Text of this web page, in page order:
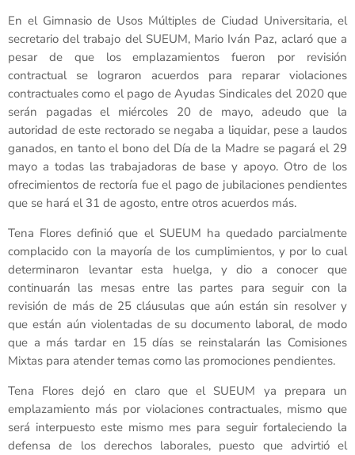
En el Gimnasio de Usos Múltiples de Ciudad Universitaria, el
secretario del trabajo del SUEUM, Mario Iván Paz, aclaró que a
pesar de que los emplazamientos fueron por revisión
contractual se lograron acuerdos para reparar violaciones
contractuales como el pago de Ayudas Sindicales del 2020 que
serán pagadas el miércoles 20 de mayo, adeudo que la
autoridad de este rectorado se negaba a liquidar, pese a laudos
ganados, en tanto el bono del Día de la Madre se pagará el 29
mayo a todas las trabajadoras de base y apoyo. Otro de los
ofrecimientos de rectoría fue el pago de jubilaciones pendientes
que se hará el 31 de agosto, entre otros acuerdos más.
Tena Flores definió que el SUEUM ha quedado parcialmente
complacido con la mayoría de los cumplimientos, y por lo cual
determinaron levantar esta huelga, y dio a conocer que
continuarán las mesas entre las partes para seguir con la
revisión de más de 25 cláusulas que aún están sin resolver y
que están aún violentadas de su documento laboral, de modo
que a más tardar en 15 días se reinstalarán las Comisiones
Mixtas para atender temas como las promociones pendientes.
Tena Flores dejó en claro que el SUEUM ya prepara un
emplazamiento más por violaciones contractuales, mismo que
será interpuesto este mismo mes para seguir fortaleciendo la
defensa de los derechos laborales, puesto que advirtió el